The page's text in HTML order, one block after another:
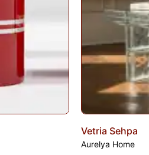
Vetria Sehpa
Aurelya Home